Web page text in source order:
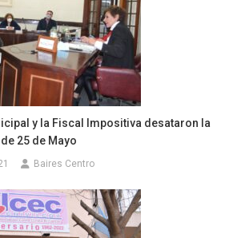
y la Fiscal Impositiva desataron la
25 de Mayo
Baires Centro